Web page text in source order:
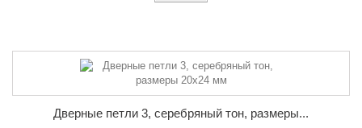
Дверные петли 3, серебряный тон, размеры...